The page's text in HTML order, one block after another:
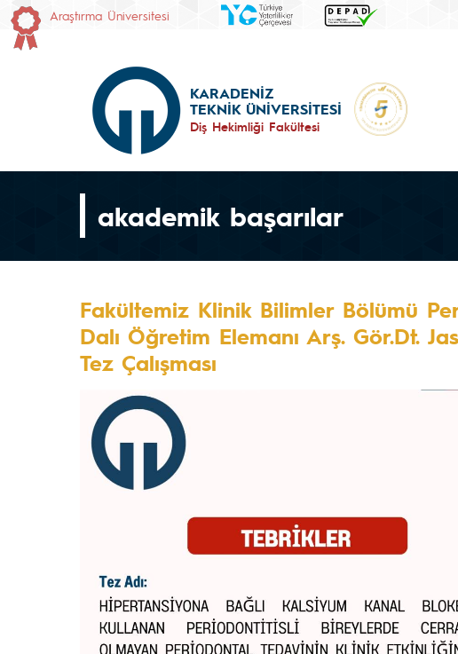
Araştırma Üniversitesi
KARADENİZ
TEKNİK ÜNİVERSİTESİ
Diş Hekimliği Fakültesi
akademik başarılar
Fakültemiz Klinik Bilimler Bölümü
Dalı Öğretim Elemanı Arş. Gör.Dt.
Tez Çalışması